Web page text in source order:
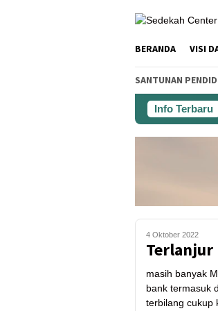
BERANDA VISI
SANTUNAN
Info Terbaru
4 Oktober 2022
Terlanjur
masih banyak
bank termasuk
terbilang cukup